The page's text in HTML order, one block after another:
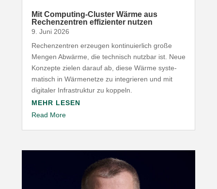
Mit Computing-​Cluster Wärme aus
Rechen­zentren effi­zi­enter nutzen
9. Juni 2026
Rechen­zentren erzeugen konti­nu­ierlich große
Mengen Abwärme, die technisch nutzbar ist. Neue
Konzepte zielen darauf ab, diese Wärme syste­
ma­tisch in Wärme­netze zu inte­grieren und mit
digitaler Infra­struktur zu koppeln.
MEHR LESEN
Read More